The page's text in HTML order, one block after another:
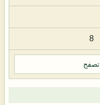
8
تصفح